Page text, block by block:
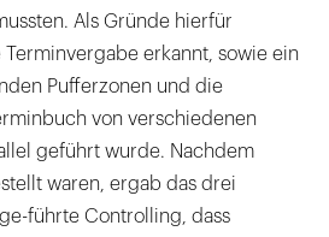
Als Gründe hierfür
erkannt, sowie ein
Pufferzonen und die
von verschiedenen
geführt wurde. Nachdem
waren, ergab das drei
führte Controlling, dass